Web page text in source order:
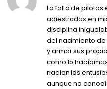
La falta de pilotos
adiestrados en
disciplina
del nacimiento
y armar sus
como lo
nacían los
aunque no